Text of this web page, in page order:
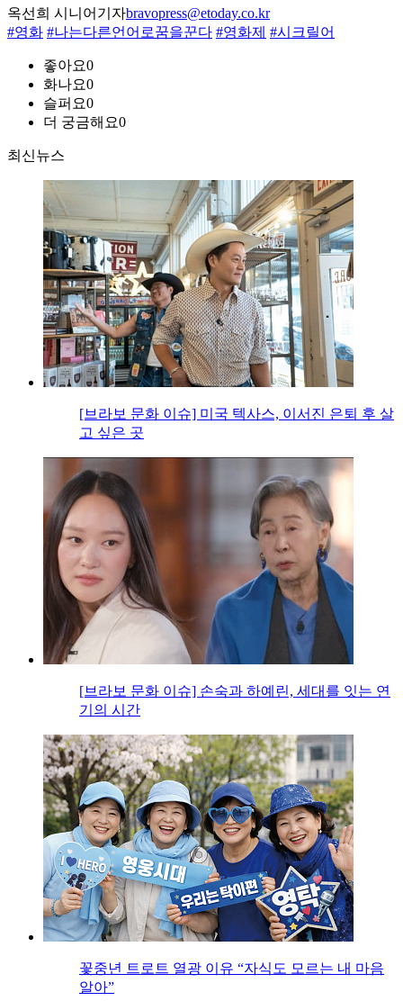
옥선희 시니어기자bravopress@etoday.co.kr
#영화 #나는다른언어로꿈을꾼다 #영화제 #시크릴어
좋아요0
화나요0
슬퍼요0
더 궁금해요0
최신뉴스
[브라보 문화 이슈] 미국 텍사스, 이서진 은퇴 후 살
고 싶은 곳
[브라보 문화 이슈] 손숙과 하예린, 세대를 잇는 연
기의 시간
꽃중년 트로트 열광 이유 “자식도 모르는 내 마음
알아”